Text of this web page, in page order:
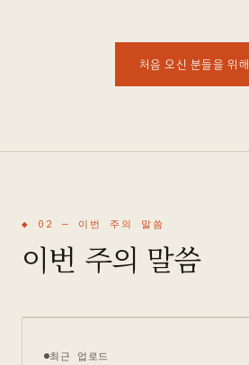
처음 오신 분들을 위해
◆ 02 — 이번 주의 말씀
이번 주의 말씀
최근 업로드